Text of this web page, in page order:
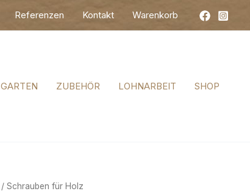
Referenzen Kontakt Warenkorb
GARTEN ZUBEHÖR LOHNARBEIT SHOP
/ Schrauben für Holz